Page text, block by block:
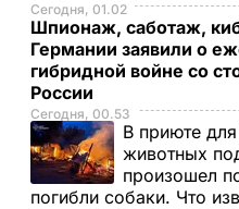
Сегодня, 01.02
Шпионаж, саботаж,
Германии заявили о
гибридной войне со
России
Сегодня, 00.53
В приюте
животных
произошел
погибли собаки. Что